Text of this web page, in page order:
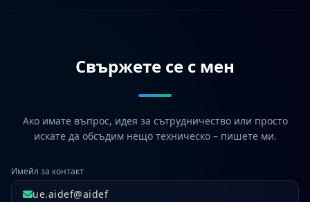
Свържете се с мен
Ако имате въпрос, идея за сътрудничество или просто
искате да обсъдим нещо техническо – пишете ми.
Имейл за контакт
ue.aidef@aidef